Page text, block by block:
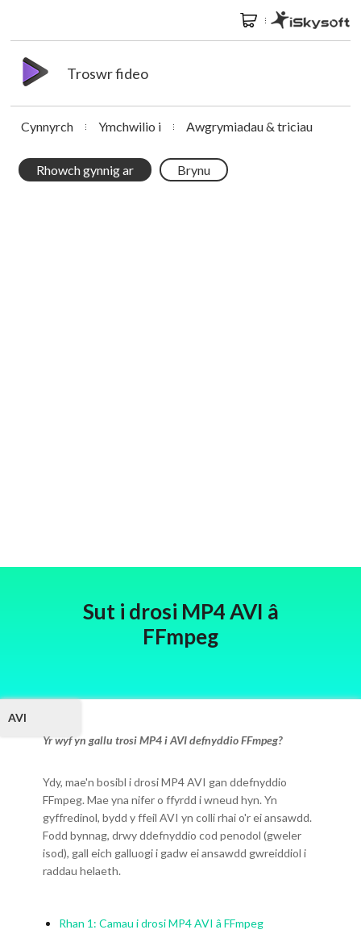
Troswr fideo
Cynnyrch Ymchwilio i Awgrymiadau & triciau
Rhowch gynnig ar Brynu
Sut i drosi MP4 AVI â
FFmpeg
AVI
Yr wyf yn gallu trosi MP4 i AVI defnyddio FFmpeg?
Ydy, mae'n bosibl i drosi MP4 AVI gan ddefnyddio
FFmpeg. Mae yna nifer o ffyrdd i wneud hyn. Yn
gyffredinol, bydd y ffeil AVI yn colli rhai o'r ei ansawdd.
Fodd bynnag, drwy ddefnyddio cod penodol (gweler
isod), gall eich galluogi i gadw ei ansawdd gwreiddiol i
raddau helaeth.
Rhan 1: Camau i drosi MP4 AVI â FFmpeg